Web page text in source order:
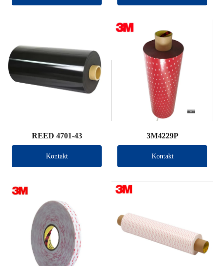
REED 4701-43
Kontakt
3M4229P
Kontakt